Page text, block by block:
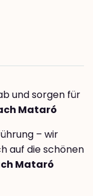
und sorgen für
Mataró
– wir
auf die schönen
Mataró